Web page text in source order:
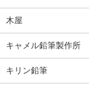
木屋
キャメル鉛筆製作所
キリン鉛筆